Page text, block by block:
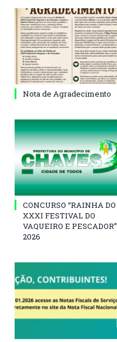
Nota de Agradecimento
CONCURSO “RAINHA DO
XXXI FESTIVAL DO
VAQUEIRO E PESCADOR”
2026